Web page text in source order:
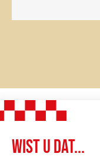
WIST U DAT...